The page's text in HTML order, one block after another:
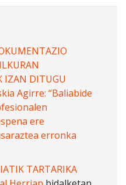
IZAN DITUGU
Agirre: “Baliabide
ere
erronka
TARTARIKA